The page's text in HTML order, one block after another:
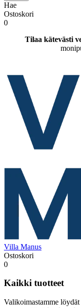
Hae
Ostoskori
0
Tilaa kätevästi
Villa Manus
Ostoskori
0
Kaikki tuotteet
Valikoimastamme